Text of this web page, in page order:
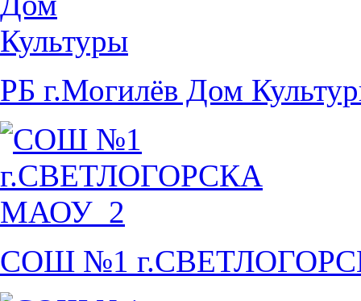
РБ г.Могилёв Дом
СОШ №1